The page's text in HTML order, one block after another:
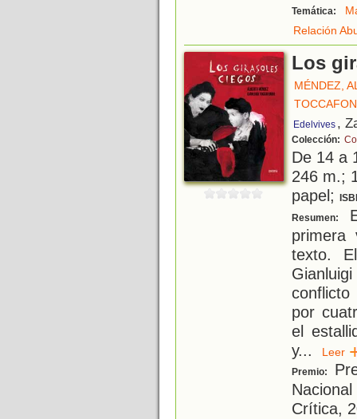
Temática:
Relación
Los
MÉNDEZ,
Edelvives ,
Colección:
De 14 a
246 m.;
papel;
Resumen:
primera
texto.
por
el
y...
Premio:
Crítica,